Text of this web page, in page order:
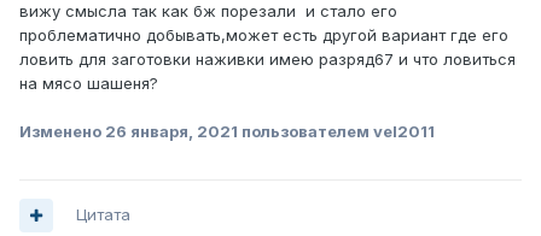
вижу смысла так как бж порезали и стало его
проблематично добывать,может есть другой вариант где его
ловить для заготовки наживки имею разряд67 и что ловиться
на мясо шашеня?
Изменено 26 января, 2021 пользователем vel2011
Цитата